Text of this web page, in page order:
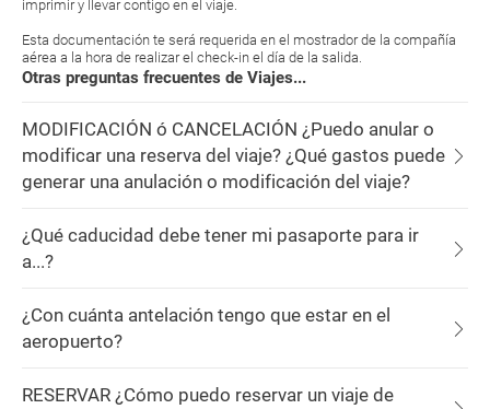
imprimir y llevar contigo en el viaje.
Esta documentación te será requerida en el mostrador de la compañía
aérea a la hora de realizar el check-in el día de la salida.
Otras preguntas frecuentes de Viajes...
MODIFICACIÓN ó CANCELACIÓN ¿Puedo anular o
modificar una reserva del viaje? ¿Qué gastos puede
generar una anulación o modificación del viaje?
¿Qué caducidad debe tener mi pasaporte para ir
a...?
¿Con cuánta antelación tengo que estar en el
aeropuerto?
RESERVAR ¿Cómo puedo reservar un viaje de